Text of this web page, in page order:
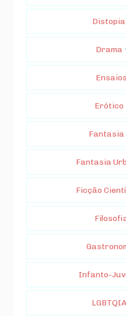
Distopia
Drama
Ensaios
Erótico
Fantasia
Fantasia
Ficção
Infanto-
LGBTQIA